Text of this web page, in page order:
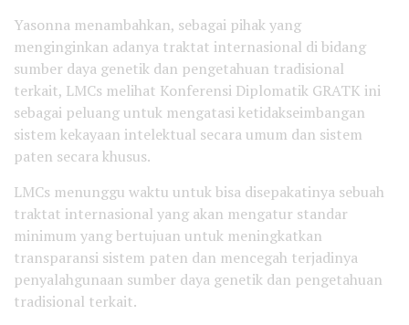
Yasonna menambahkan, sebagai pihak yang
menginginkan adanya traktat internasional di bidang
sumber daya genetik dan pengetahuan tradisional
terkait, LMCs melihat Konferensi Diplomatik GRATK ini
sebagai peluang untuk mengatasi ketidakseimbangan
sistem kekayaan intelektual secara umum dan sistem
paten secara khusus.
LMCs menunggu waktu untuk bisa disepakatinya sebuah
traktat internasional yang akan mengatur standar
minimum yang bertujuan untuk meningkatkan
transparansi sistem paten dan mencegah terjadinya
penyalahgunaan sumber daya genetik dan pengetahuan
tradisional terkait.